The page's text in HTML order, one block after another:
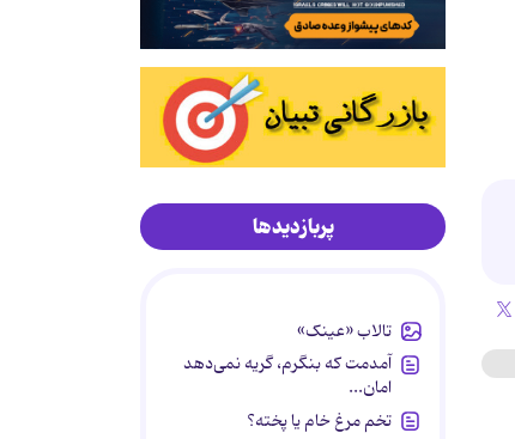
پربازدیدها
تالاب «عینک»
آمدمت که بنگرم، گریه نمی‌دهد
امان...
تخم مرغ خام یا پخته؟